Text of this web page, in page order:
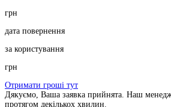
грн
дата повернення
за користування
грн
Отримати гроші тут
Дякуємо, Ваша заявка прийнята. Наш
протягом декількох хвилин.